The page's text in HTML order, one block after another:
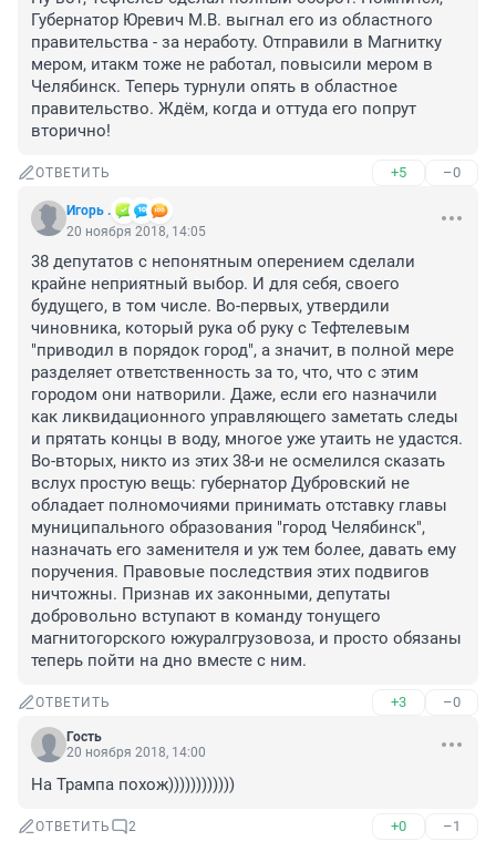
Губернатор Юревич М.В. выгнал его из областного
правительства - за неработу. Отправили в Магнитку
мером, итакм тоже не работал, повысили мером в
Челябинск. Теперь турнули опять в областное
правительство. Ждём, когда и оттуда его попрут
вторично!
ОТВЕТИТЬ +5 –0
Игорь .
20 ноября 2018, 14:05
38 депутатов с непонятным оперением сделали
крайне неприятный выбор. И для себя, своего
будущего, в том числе. Во-первых, утвердили
чиновника, который рука об руку с Тефтелевым
"приводил в порядок город", а значит, в полной мере
разделяет ответственность за то, что, что с этим
городом они натворили. Даже, если его назначили
как ликвидационного управляющего заметать следы
и прятать концы в воду, многое уже утаить не удастся.
Во-вторых, никто из этих 38-и не осмелился сказать
вслух простую вещь: губернатор Дубровский не
обладает полномочиями принимать отставку главы
муниципального образования "город Челябинск",
назначать его заменителя и уж тем более, давать ему
поручения. Правовые последствия этих подвигов
ничтожны. Признав их законными, депутаты
добровольно вступают в команду тонущего
магнитогорского южуралгрузовоза, и просто обязаны
теперь пойти на дно вместе с ним.
ОТВЕТИТЬ +3 –0
Гость
20 ноября 2018, 14:00
На Трампа похож))))))))))))
ОТВЕТИТЬ 2 +0 –1